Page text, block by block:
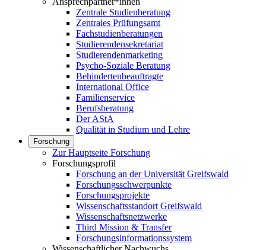
Zentrale Studienberatung
Zentrales Prüfungsamt
Fachstudienberatungen
Studierendensekretariat
Studierendenmarketing
Psycho-Soziale Beratung
Behindertenbeauftragte
International Office
Familienservice
Berufsberatung
Der AStA
Qualität in Studium und Lehre
Forschung
Zur Hauptseite Forschung
Forschungsprofil
Forschung an der Universität Greifswald
Forschungsschwerpunkte
Forschungsprojekte
Wissenschaftsstandort Greifswald
Wissenschaftsnetzwerke
Third Mission & Transfer
Forschungsinformationssystem